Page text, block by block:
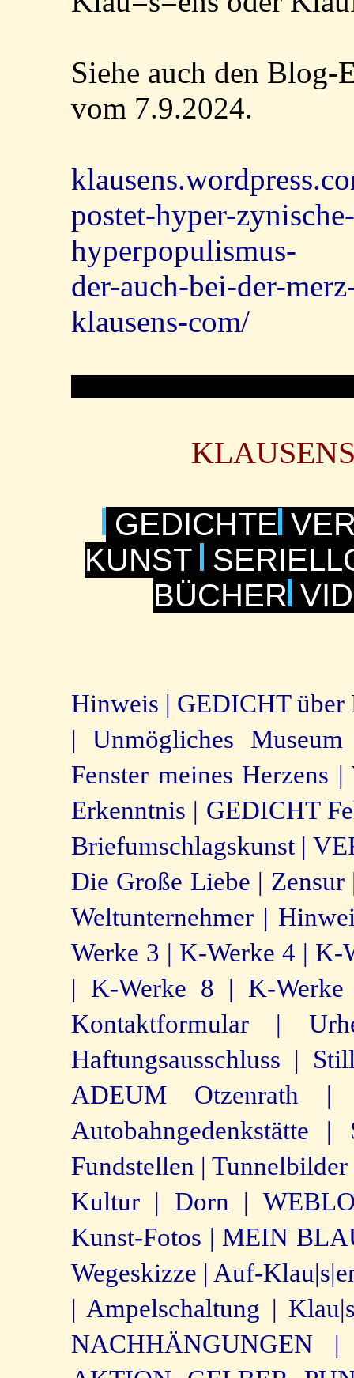
Siehe auch den
vom 7.9.2024.
postet-hyper-
hyperpopulismus-
der-auch-bei-der-
klausens-com/
GEDICHTE
KUNST
BÜCHER
Hinweis | GEDICHT über
|
Unmögliches
Fenster meines Herzens |
Erkenntnis | GEDICHT
Briefumschlagskunst |
Die Große Liebe | Zensur
Weltunternehmer |
Werke 3 | K-Werke 4 | K-
| K-Werke 8 | K-
Kontaktformular |
Haftungsausschluss |
ADEUM Otzenrath |
Autobahngedenkstätte |
Fundstellen | Tunnelbilder
Kultur |
Dorn |
Kunst-Fotos | MEIN
Wegeskizze | Auf-
| Ampelschaltung |
NACHHÄNGUNGEN |